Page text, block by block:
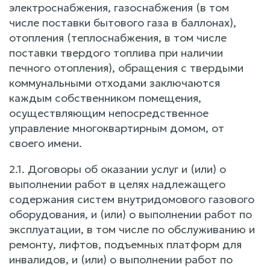
электроснабжения, газоснабжения (в том
числе поставки бытового газа в баллонах),
отопления (теплоснабжения, в том числе
поставки твердого топлива при наличии
печного отопления), обращения с твердыми
коммунальными отходами заключаются
каждым собственником помещения,
осуществляющим непосредственное
управление многоквартирным домом, от
своего имени.
2.1. Договоры об оказании услуг и (или) о
выполнении работ в целях надлежащего
содержания систем внутридомового газового
оборудования, и (или) о выполнении работ по
эксплуатации, в том числе по обслуживанию и
ремонту, лифтов, подъемных платформ для
инвалидов, и (или) о выполнении работ по